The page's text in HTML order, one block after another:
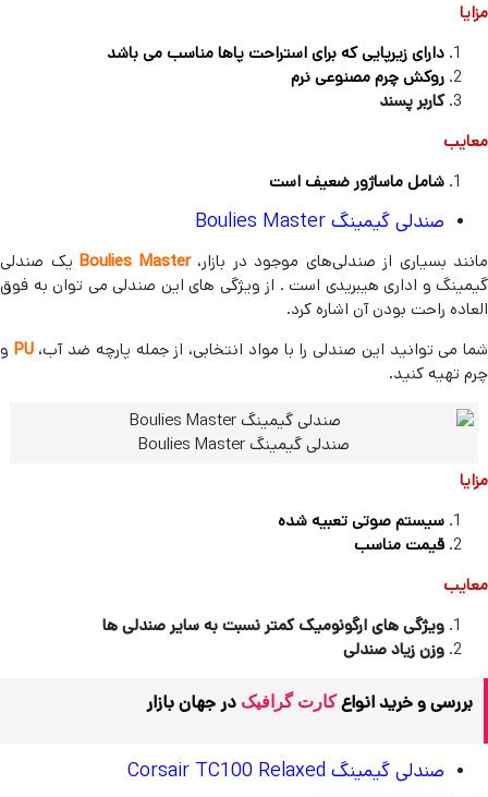
مزایا
دارای زیرپایی که برای استراحت پاها مناسب می باشد
روکش چرم مصنوعی نرم
کاربر پسند
معایب
شامل ماساژور ضعیف است
صندلی گیمینگ Boulies Master
مانند بسیاری از صندلی‌های موجود در بازار،Boulies Master یک صندلی
گیمینگ و اداری هیبریدی است . از ویژگی های این صندلی می توان به فوق
العاده راحت بودن آن اشاره کرد.
شما می توانید این صندلی را با مواد انتخابی، از جمله پارچه ضد آب،PU و
چرم تهیه کنید.
صندلی گیمینگ Boulies Master
مزایا
سیستم صوتی تعبیه شده
قیمت مناسب
معایب
ویژگی های ارگونومیک کمتر نسبت به سایر صندلی ها
وزن زیاد صندلی
بررسی و خرید انواعکارت گرافیک در جهان بازار
صندلی گیمینگ Corsair TC100 Relaxed